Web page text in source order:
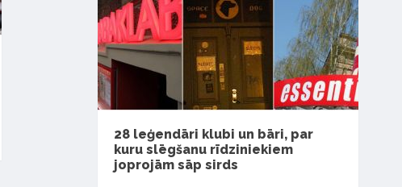
28 leģendāri klubi un bāri, par
kuru slēgšanu rīdziniekiem
joprojām sāp sirds